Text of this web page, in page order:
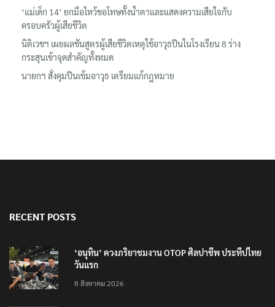
‘แม่เด็ก 14’ ยกมือไหว้ขอโทษทั้งน้ำตาและแสดงความเสียใจกับ
ครอบครัวผู้เสียชีวิต
นิติเวชฯ เผยผลชันสูตรผู้เสียชีวิตเหตุใช้อาวุธปืนในโรงเรียน 8 ร่าง
กระสุนเข้าจุดสำคัญทั้งหมด
นายกฯ สั่งคุมปืนเข้มอาวุธ เตรียมแก้กฎหมาย
RECENT POSTS
‘อนุทิน’ ควงภริยาชมงาน OTOP ศิลปาชีพ ประทีปไทย
วันแรก
8 สิงหาคม 2026